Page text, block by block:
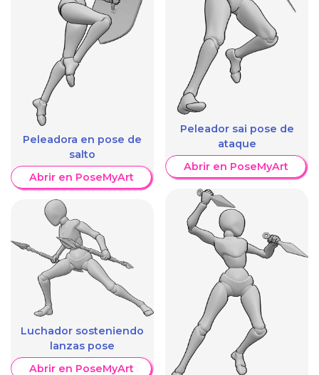
Peleadora en pose de
salto
Abrir en PoseMyArt
Luchador sosteniendo
lanzas pose
Abrir en PoseMyArt
Peleador sai pose de
ataque
Abrir en PoseMyArt